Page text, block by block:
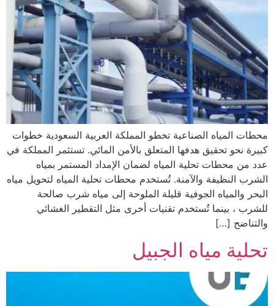
محطات المياه الصناعية تخطو المملكة العربية السعودية خطوات
كبيرة نحو تحقيق هدفها المتعلق بالأمن المائي. تستثمر المملكة في
عدد من محطات تحلية المياه لضمان الإمداد المستمر بمياه
الشرب النظيفة والآمنة. تُستخدم محطات تحلية المياه لتحويل مياه
البحر والمياه الجوفية قليلة الملوحة إلى مياه شرب صالحة
للشرب ، بينما تُستخدم تقنيات أخرى مثل التقطير الغشائي
والتناضح […]
تحلية مياه الجبيل